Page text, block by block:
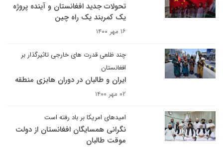
تحولات جدید افغانستان و آینده پروژه
یک کمربند یک راه چین
۱۶ مهر ۱۴۰۰
چند ظلعی قدرت های خارجی تاثیرگذار بر
افغانستان
ایران و طالبان در دوران هابزی منطقه
۰۲ مهر ۱۴۰۰
امیدهای امریکا بر باد رفته است
نگرانی همسایگان افغانستان از دولت
موقت طالبان